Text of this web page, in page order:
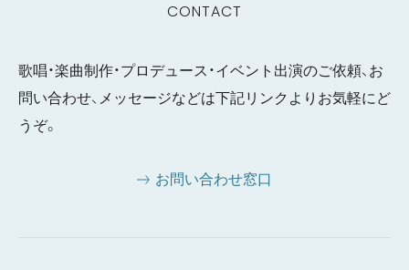
CONTACT
歌唱・楽曲制作・プロデュース・イベント出演のご依頼、お
問い合わせ、メッセージなどは下記リンクよりお気軽にど
うぞ。
お問い合わせ窓口